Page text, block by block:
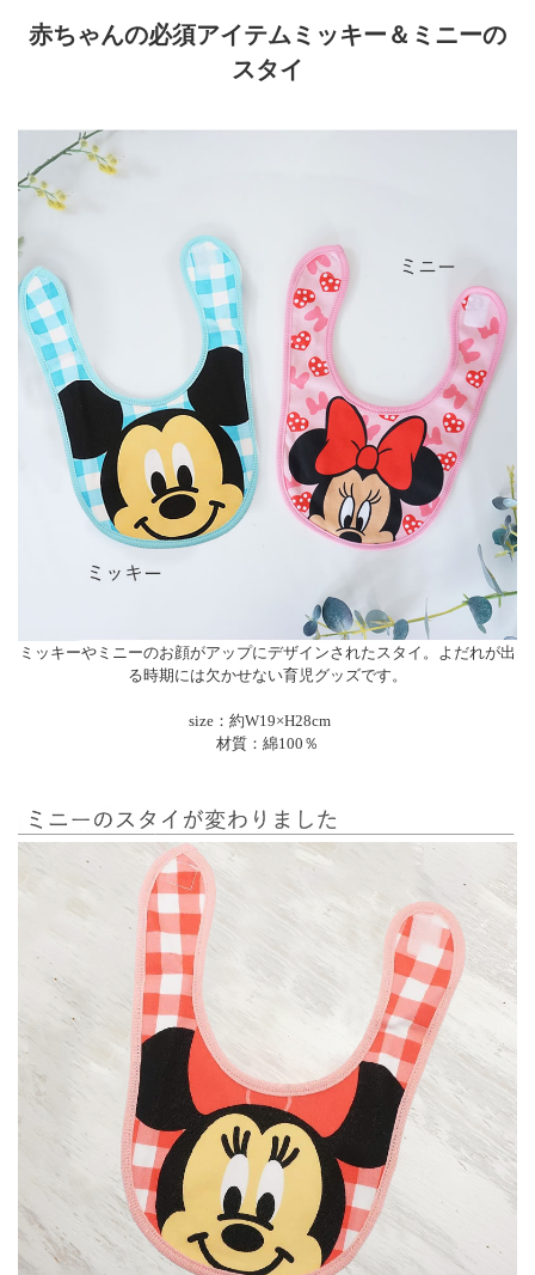
赤ちゃんの必須アイテムミッキー＆ミニーの
スタイ
ミッキーやミニーのお顔がアップにデザインされたスタイ。よだれが出
る時期には欠かせない育児グッズです。
size：約W19×H28cm
材質：綿100％